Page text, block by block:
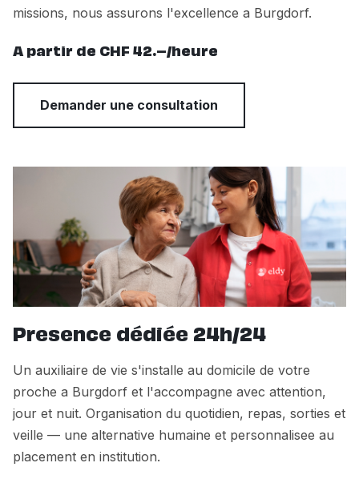
missions, nous assurons l'excellence a Burgdorf.
A partir de CHF 42.–/heure
Demander une consultation
Presence dédiée 24h/24
Un auxiliaire de vie s'installe au domicile de votre
proche a Burgdorf et l'accompagne avec attention,
jour et nuit. Organisation du quotidien, repas, sorties et
veille — une alternative humaine et personnalisee au
placement en institution.